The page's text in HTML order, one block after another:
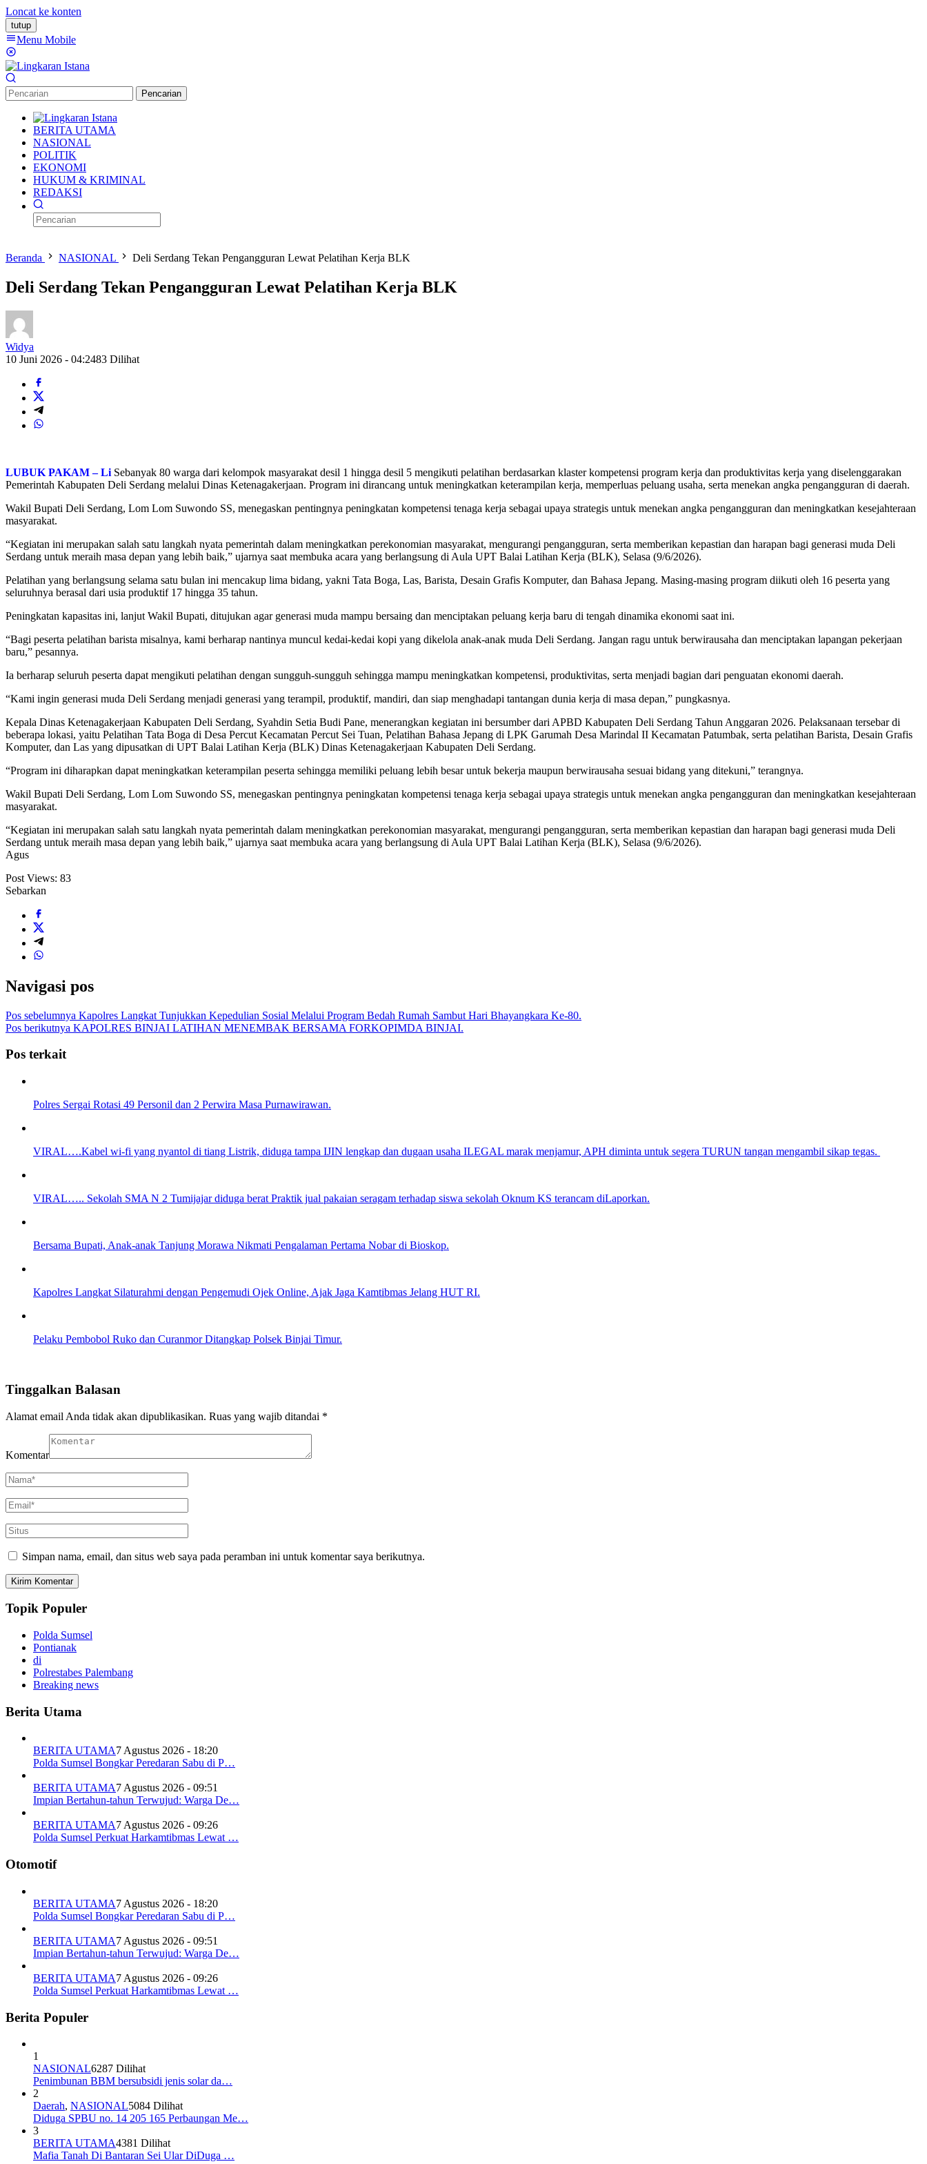
Loncat ke konten
tutup
Menu Mobile
Pencarian
BERITA UTAMA
NASIONAL
POLITIK
EKONOMI
HUKUM & KRIMINAL
REDAKSI
Beranda NASIONAL Deli Serdang Tekan Pengangguran Lewat Pelatihan Kerja BLK
Deli Serdang Tekan Pengangguran Lewat Pelatihan Kerja BLK
Widya
10 Juni 2026 - 04:2483 Dilihat
LUBUK PAKAM – Li Sebanyak 80 warga dari kelompok masyarakat desil 1 hingga desil 5 mengikuti pelatihan berdasarkan klaster kompetensi program kerja dan produktivitas kerja yang diselenggarakan
Pemerintah Kabupaten Deli Serdang melalui Dinas Ketenagakerjaan. Program ini dirancang untuk meningkatkan keterampilan kerja, memperluas peluang usaha, serta menekan angka pengangguran di daerah.
Wakil Bupati Deli Serdang, Lom Lom Suwondo SS, menegaskan pentingnya peningkatan kompetensi tenaga kerja sebagai upaya strategis untuk menekan angka pengangguran dan meningkatkan kesejahteraan
masyarakat.
“Kegiatan ini merupakan salah satu langkah nyata pemerintah dalam meningkatkan perekonomian masyarakat, mengurangi pengangguran, serta memberikan kepastian dan harapan bagi generasi muda Deli
Serdang untuk meraih masa depan yang lebih baik,” ujarnya saat membuka acara yang berlangsung di Aula UPT Balai Latihan Kerja (BLK), Selasa (9/6/2026).
Pelatihan yang berlangsung selama satu bulan ini mencakup lima bidang, yakni Tata Boga, Las, Barista, Desain Grafis Komputer, dan Bahasa Jepang. Masing-masing program diikuti oleh 16 peserta yang
seluruhnya berasal dari usia produktif 17 hingga 35 tahun.
Peningkatan kapasitas ini, lanjut Wakil Bupati, ditujukan agar generasi muda mampu bersaing dan menciptakan peluang kerja baru di tengah dinamika ekonomi saat ini.
“Bagi peserta pelatihan barista misalnya, kami berharap nantinya muncul kedai-kedai kopi yang dikelola anak-anak muda Deli Serdang. Jangan ragu untuk berwirausaha dan menciptakan lapangan pekerjaan
baru,” pesannya.
Ia berharap seluruh peserta dapat mengikuti pelatihan dengan sungguh-sungguh sehingga mampu meningkatkan kompetensi, produktivitas, serta menjadi bagian dari penguatan ekonomi daerah.
“Kami ingin generasi muda Deli Serdang menjadi generasi yang terampil, produktif, mandiri, dan siap menghadapi tantangan dunia kerja di masa depan,” pungkasnya.
Kepala Dinas Ketenagakerjaan Kabupaten Deli Serdang, Syahdin Setia Budi Pane, menerangkan kegiatan ini bersumber dari APBD Kabupaten Deli Serdang Tahun Anggaran 2026. Pelaksanaan tersebar di
beberapa lokasi, yaitu Pelatihan Tata Boga di Desa Percut Kecamatan Percut Sei Tuan, Pelatihan Bahasa Jepang di LPK Garumah Desa Marindal II Kecamatan Patumbak, serta pelatihan Barista, Desain Grafis
Komputer, dan Las yang dipusatkan di UPT Balai Latihan Kerja (BLK) Dinas Ketenagakerjaan Kabupaten Deli Serdang.
“Program ini diharapkan dapat meningkatkan keterampilan peserta sehingga memiliki peluang lebih besar untuk bekerja maupun berwirausaha sesuai bidang yang ditekuni,” terangnya.
Wakil Bupati Deli Serdang, Lom Lom Suwondo SS, menegaskan pentingnya peningkatan kompetensi tenaga kerja sebagai upaya strategis untuk menekan angka pengangguran dan meningkatkan kesejahteraan
masyarakat.
“Kegiatan ini merupakan salah satu langkah nyata pemerintah dalam meningkatkan perekonomian masyarakat, mengurangi pengangguran, serta memberikan kepastian dan harapan bagi generasi muda Deli
Serdang untuk meraih masa depan yang lebih baik,” ujarnya saat membuka acara yang berlangsung di Aula UPT Balai Latihan Kerja (BLK), Selasa (9/6/2026).
Agus
Post Views: 83
Sebarkan
Navigasi pos
Pos sebelumnya Kapolres Langkat Tunjukkan Kepedulian Sosial Melalui Program Bedah Rumah Sambut Hari Bhayangkara Ke-80.
Pos berikutnya KAPOLRES BINJAI LATIHAN MENEMBAK BERSAMA FORKOPIMDA BINJAI.
Pos terkait
Polres Sergai Rotasi 49 Personil dan 2 Perwira Masa Purnawirawan.
VIRAL….Kabel wi-fi yang nyantol di tiang Listrik, diduga tampa IJIN lengkap dan dugaan usaha ILEGAL marak menjamur, APH diminta untuk segera TURUN tangan mengambil sikap tegas.
VIRAL….. Sekolah SMA N 2 Tumijajar diduga berat Praktik jual pakaian seragam terhadap siswa sekolah Oknum KS terancam diLaporkan.
Bersama Bupati, Anak-anak Tanjung Morawa Nikmati Pengalaman Pertama Nobar di Bioskop.
Kapolres Langkat Silaturahmi dengan Pengemudi Ojek Online, Ajak Jaga Kamtibmas Jelang HUT RI.
Pelaku Pembobol Ruko dan Curanmor Ditangkap Polsek Binjai Timur.
Tinggalkan Balasan
Alamat email Anda tidak akan dipublikasikan. Ruas yang wajib ditandai *
Komentar
Simpan nama, email, dan situs web saya pada peramban ini untuk komentar saya berikutnya.
Topik Populer
Polda Sumsel
Pontianak
di
Polrestabes Palembang
Breaking news
Berita Utama
BERITA UTAMA7 Agustus 2026 - 18:20
Polda Sumsel Bongkar Peredaran Sabu di P…
BERITA UTAMA7 Agustus 2026 - 09:51
Impian Bertahun-tahun Terwujud: Warga De…
BERITA UTAMA7 Agustus 2026 - 09:26
Polda Sumsel Perkuat Harkamtibmas Lewat …
Otomotif
BERITA UTAMA7 Agustus 2026 - 18:20
Polda Sumsel Bongkar Peredaran Sabu di P…
BERITA UTAMA7 Agustus 2026 - 09:51
Impian Bertahun-tahun Terwujud: Warga De…
BERITA UTAMA7 Agustus 2026 - 09:26
Polda Sumsel Perkuat Harkamtibmas Lewat …
Berita Populer
1
NASIONAL6287 Dilihat
Penimbunan BBM bersubsidi jenis solar da…
2
Daerah, NASIONAL5084 Dilihat
Diduga SPBU no. 14 205 165 Perbaungan Me…
3
BERITA UTAMA4381 Dilihat
Mafia Tanah Di Bantaran Sei Ular DiDuga …